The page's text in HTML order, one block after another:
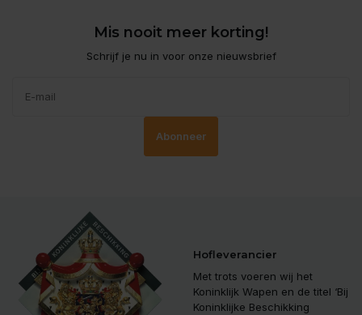
Mis nooit meer korting!
Schrijf je nu in voor onze nieuwsbrief
Abonneer
Hofleverancier
Met trots voeren wij het
Koninklijk Wapen en de titel ‘Bij
Koninklijke Beschikking